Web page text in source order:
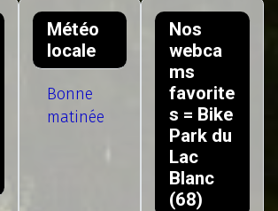
Météo
locale
Bonne
matinée
Nos
webca
ms
favorite
s = Bike
Park du
Lac
Blanc
(68)